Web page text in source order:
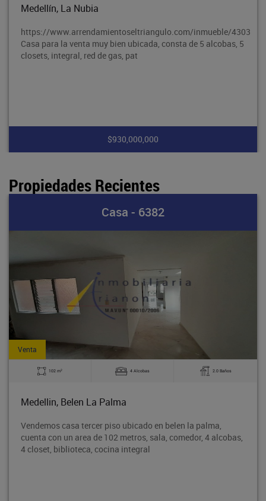
Medellín, La Nubia
https://www.arrendamientoseltriangulo.com/inmueble/4303
Casa para la venta muy bien ubicada, consta de 5 alcobas, 5
closets, integral, red de gas, pat
$930,000,000
Propiedades Recientes
Casa - 6382
Venta
102 m2 4 Alcobas 2.0 Baños
Medellin, Belen La Palma
Vendemos casa tercer piso ubicado en belen la palma,
cuenta con un area de 102 metros, sala, comedor, 4 alcobas,
4 closet, biblioteca, cocina integral